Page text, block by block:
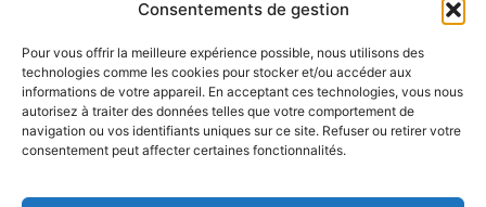
Consentements de gestion
Pour vous offrir la meilleure expérience possible, nous utilisons des
technologies comme les cookies pour stocker et/ou accéder aux
informations de votre appareil. En acceptant ces technologies, vous nous
autorisez à traiter des données telles que votre comportement de
navigation ou vos identifiants uniques sur ce site. Refuser ou retirer votre
consentement peut affecter certaines fonctionnalités.
EN SAVOIR PLUS
Contact
Compte
Boutique